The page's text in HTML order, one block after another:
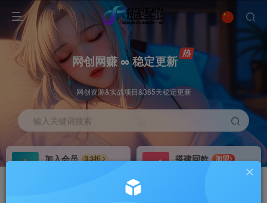
网创网赚 ∞ 稳定更新
网创资源&实战项目&365天稳定更新
输入关键词搜索
加入会员
3.3折
搭建同款
加盟